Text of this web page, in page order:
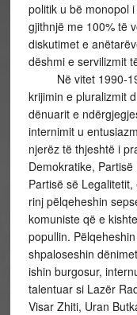
politik u bë monopol
gjithnjë me 100% të
diskutimet e
dëshmi e servilizmit
Në vitet 1990-
krijimin e pluralizmit
dënuarit e
internimit u
njerëz të thjeshtë i
Demokratike,
Partisë së
rinj pëlqeheshin
komuniste që e
popullin.
shpaloseshin
ishin burgosur,
talentuar si Lazër
Visar Zhiti, Uran